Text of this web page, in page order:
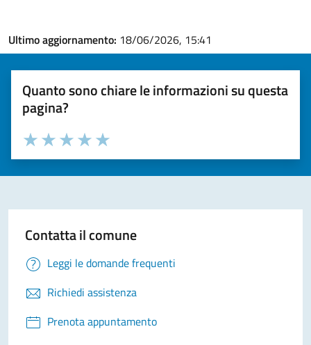
Ultimo aggiornamento: 18/06/2026, 15:41
Quanto sono chiare le informazioni su questa
pagina?
Valuta la chiarezza delle informazioni (da 1 a 5 stelle)
Seleziona il numero di stelle per valutare la chiarezza delle
Valuta 5 stelle su 5
Valuta 4 stelle su 5
Valuta 3 stelle su 5
Valuta 2 stelle su 5
Valuta 1 stelle su 5
Contatta il comune
Leggi le domande frequenti
Richiedi assistenza
Prenota appuntamento